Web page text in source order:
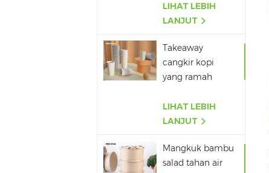
LIHAT LEBIH
LANJUT
Takeaway
cangkir kopi
yang ramah
Grosir
LIHAT LEBIH
LANJUT
Mangkuk bambu
salad tahan air